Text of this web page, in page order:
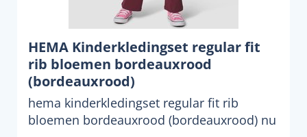
HEMA Kinderkledingset regular fit
rib bloemen bordeauxrood
(bordeauxrood)
hema kinderkledingset regular fit rib
bloemen bordeauxrood (bordeauxrood) nu